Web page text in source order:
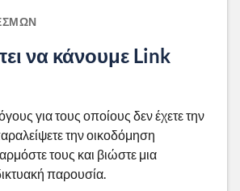
να κάνουμε Link
για τους οποίους δεν έχετε την
την οικοδόμηση
τους και βιώστε μια
παρουσία.